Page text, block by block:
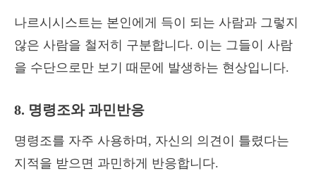
나르시시스트는 본인에게 득이 되는 사람과 그렇지
않은 사람을 철저히 구분합니다. 이는 그들이 사람
을 수단으로만 보기 때문에 발생하는 현상입니다.
8. 명령조와 과민반응
명령조를 자주 사용하며, 자신의 의견이 틀렸다는
지적을 받으면 과민하게 반응합니다.